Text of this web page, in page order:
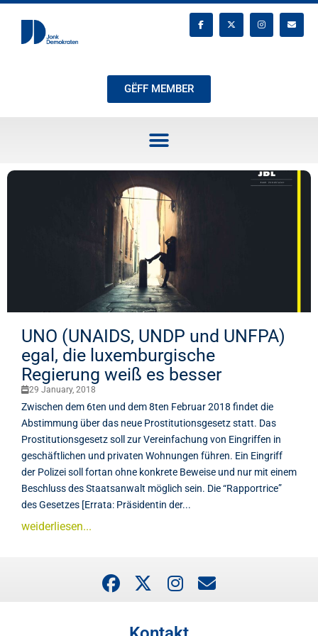
GËFF MEMBER
UNO (UNAIDS, UNDP und UNFPA)
egal, die luxemburgische
Regierung weiß es besser
29 January, 2018
Zwischen dem 6ten und dem 8ten Februar 2018 findet die
Abstimmung über das neue Prostitutionsgesetz statt. Das
Prostitutionsgesetz soll zur Vereinfachung von Eingriffen in
geschäftlichen und privaten Wohnungen führen. Ein Eingriff
der Polizei soll fortan ohne konkrete Beweise und nur mit einem
Beschluss des Staatsanwalt möglich sein. Die “Rapportrice”
des Gesetzes [Errata: Präsidentin der...
weiderliesen...